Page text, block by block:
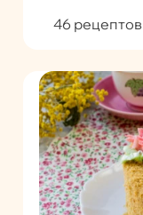
46 рецептов